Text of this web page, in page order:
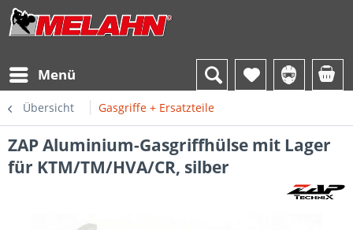
Menü
Übersicht Gasgriffe + Ersatzteile
ZAP Aluminium-Gasgriffhülse mit Lager
für KTM/TM/HVA/CR, silber